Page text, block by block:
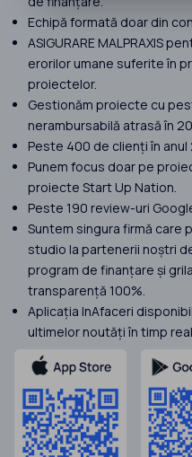
Echipă formată doar din
ASIGURARE MALPRAXIS
erorilor umane suferite în
proiectelor.
Gestionăm proiecte cu
nerambursabilă atrasă în
Peste 400 de clienți în anul
Punem focus doar pe
proiecte Start Up Nation.
Peste 190 review-uri
Suntem singura firmă care
studio la partenerii noștri
program de finanțare și
transparență 100%.
Aplicația InAfaceri
ultimelor noutăți în timp